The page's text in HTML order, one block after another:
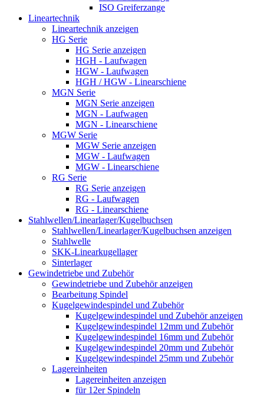
ISO Greiferzange
Lineartechnik
Lineartechnik anzeigen
HG Serie
HG Serie anzeigen
HGH - Laufwagen
HGW - Laufwagen
HGH / HGW - Linearschiene
MGN Serie
MGN Serie anzeigen
MGN - Laufwagen
MGN - Linearschiene
MGW Serie
MGW Serie anzeigen
MGW - Laufwagen
MGW - Linearschiene
RG Serie
RG Serie anzeigen
RG - Laufwagen
RG - Linearschiene
Stahlwellen/Linearlager/Kugelbuchsen
Stahlwellen/Linearlager/Kugelbuchsen anzeigen
Stahlwelle
SKK-Linearkugellager
Sinterlager
Gewindetriebe und Zubehör
Gewindetriebe und Zubehör anzeigen
Bearbeitung Spindel
Kugelgewindespindel und Zubehör
Kugelgewindespindel und Zubehör anzeigen
Kugelgewindespindel 12mm und Zubehör
Kugelgewindespindel 16mm und Zubehör
Kugelgewindespindel 20mm und Zubehör
Kugelgewindespindel 25mm und Zubehör
Lagereinheiten
Lagereinheiten anzeigen
für 12er Spindeln